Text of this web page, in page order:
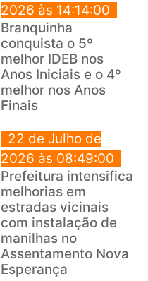
2026 às 14:14:00
Branquinha
conquista o 5º
melhor IDEB nos
Anos Iniciais e o 4º
melhor nos Anos
Finais
22 de Julho de
2026 às 08:49:00
Prefeitura intensifica
melhorias em
estradas vicinais
com instalação de
manilhas no
Assentamento Nova
Esperança